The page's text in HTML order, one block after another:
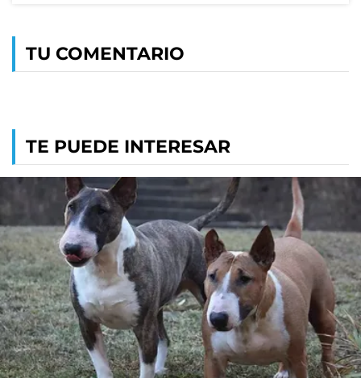
TU COMENTARIO
TE PUEDE INTERESAR